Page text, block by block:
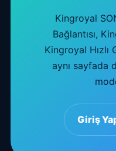
Kingroyal
Bağlantısı,
Kingroyal Hızlı
aynı sayfada
Giriş